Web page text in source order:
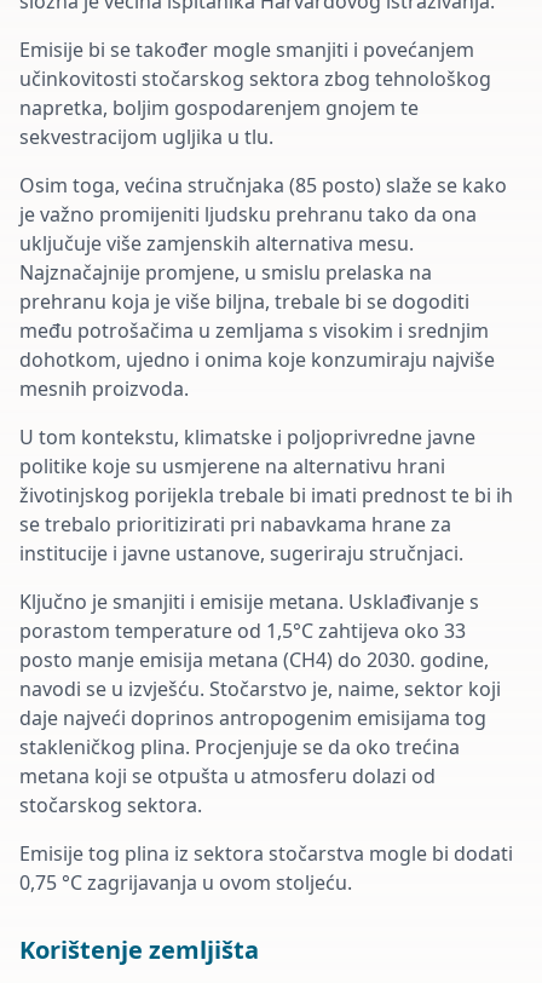
Emisije bi se također mogle smanjiti i povećanjem
učinkovitosti stočarskog sektora zbog tehnološkog
napretka, boljim gospodarenjem gnojem te
sekvestracijom ugljika u tlu.
Osim toga, većina stručnjaka (85 posto) slaže se kako
je važno promijeniti ljudsku prehranu tako da ona
uključuje više zamjenskih alternativa mesu.
Najznačajnije promjene, u smislu prelaska na
prehranu koja je više biljna, trebale bi se dogoditi
među potrošačima u zemljama s visokim i srednjim
dohotkom, ujedno i onima koje konzumiraju najviše
mesnih proizvoda.
U tom kontekstu, klimatske i poljoprivredne javne
politike koje su usmjerene na alternativu hrani
životinjskog porijekla trebale bi imati prednost te bi ih
se trebalo prioritizirati pri nabavkama hrane za
institucije i javne ustanove, sugeriraju stručnjaci.
Ključno je smanjiti i emisije metana. Usklađivanje s
porastom temperature od 1,5°C zahtijeva oko 33
posto manje emisija metana (CH4) do 2030. godine,
navodi se u izvješću. Stočarstvo je, naime, sektor koji
daje najveći doprinos antropogenim emisijama tog
stakleničkog plina. Procjenjuje se da oko trećina
metana koji se otpušta u atmosferu dolazi od
stočarskog sektora.
Emisije tog plina iz sektora stočarstva mogle bi dodati
0,75 °C zagrijavanja u ovom stoljeću.
Korištenje zemljišta